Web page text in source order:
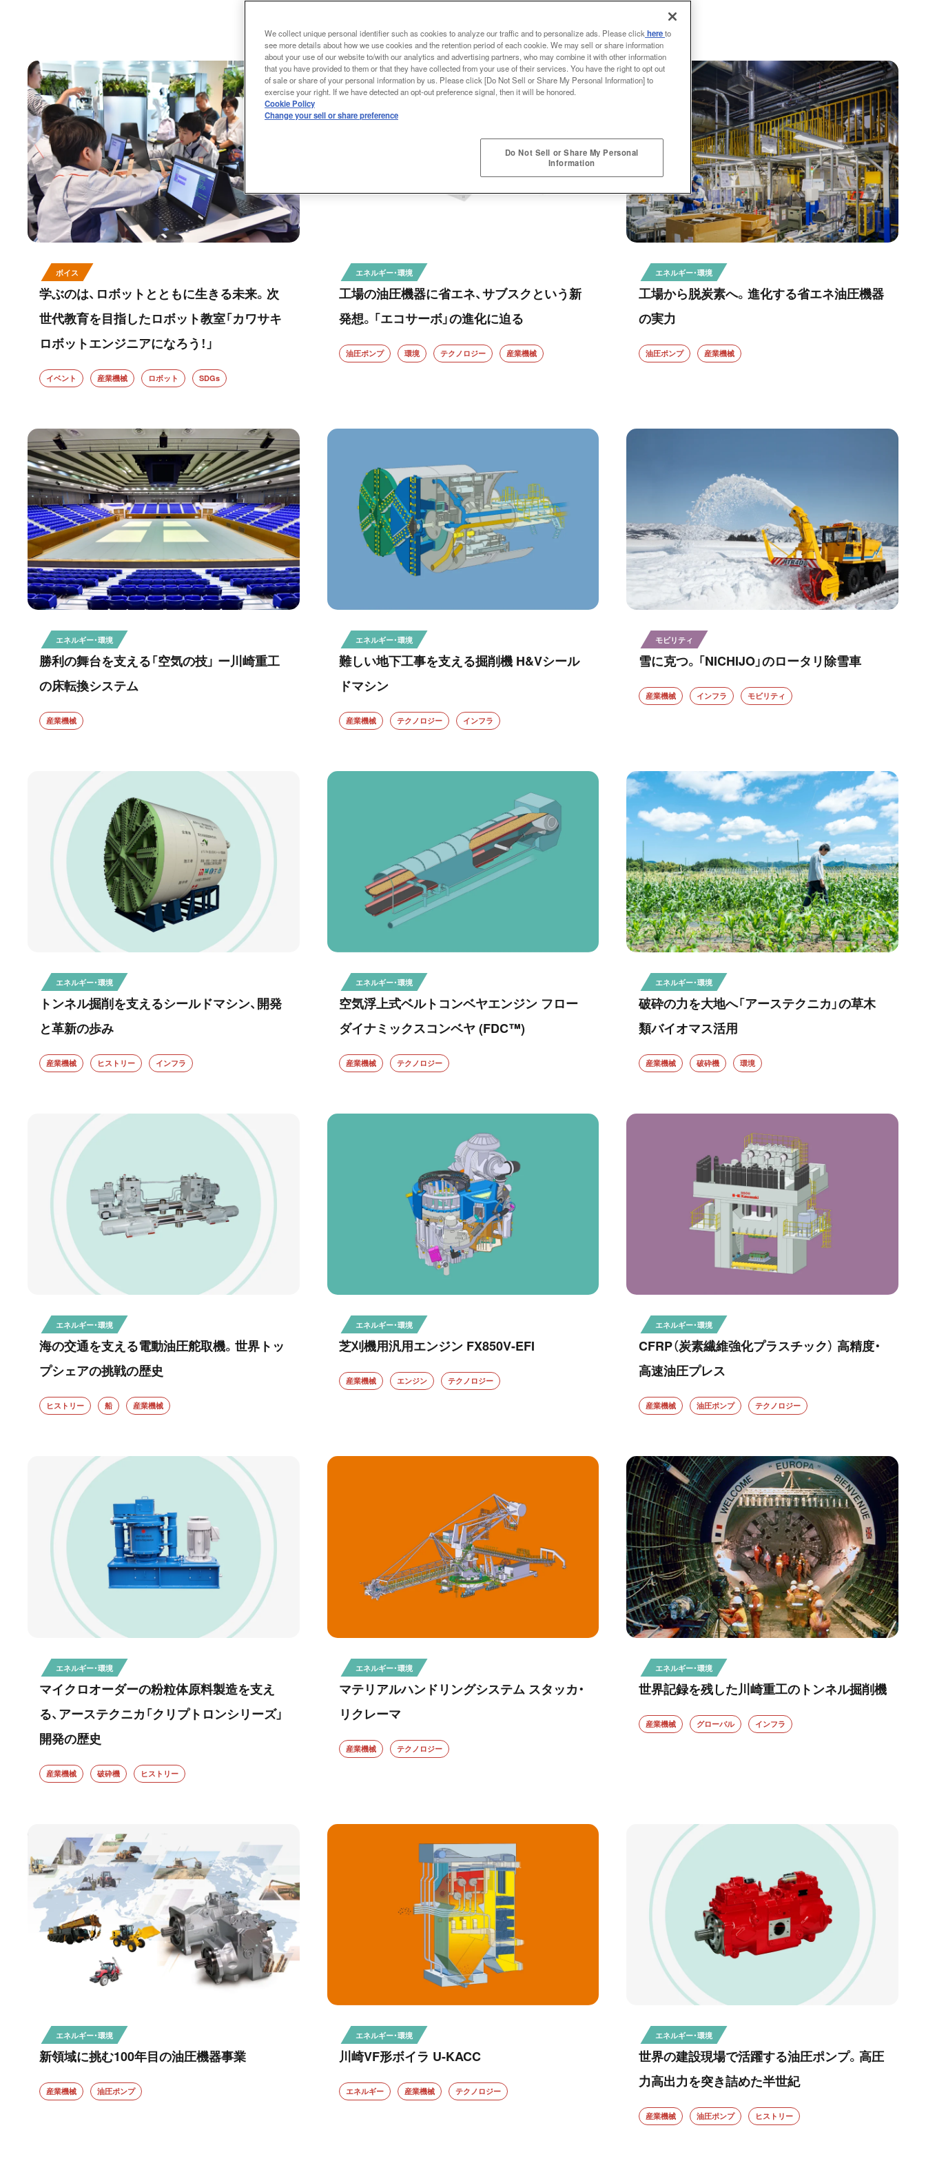
ボイス
学ぶのは、ロボットとともに生きる未来。次
世代教育を目指したロボット教室「カワサキ
ロボットエンジニアになろう！」
イベント 産業機械 ロボット SDGs
エネルギー・環境
工場の油圧機器に省エネ、サブスクという新
発想。「エコサーボ」の進化に迫る
油圧ポンプ 環境 テクノロジー 産業機械
エネルギー・環境
工場から脱炭素へ。進化する省エネ油圧機器
の実力
油圧ポンプ 産業機械
エネルギー・環境
勝利の舞台を支える「空気の技」 ー川崎重工
の床転換システム
産業機械
エネルギー・環境
難しい地下工事を支える掘削機 H&Vシール
ドマシン
産業機械 テクノロジー インフラ
モビリティ
雪に克つ。「NICHIJO」のロータリ除雪車
産業機械 インフラ モビリティ
エネルギー・環境
トンネル掘削を支えるシールドマシン、開発
と革新の歩み
産業機械 ヒストリー インフラ
エネルギー・環境
空気浮上式ベルトコンベヤエンジン フロー
ダイナミックスコンベヤ (FDC™)
産業機械 テクノロジー
エネルギー・環境
破砕の力を大地へ「アーステクニカ」の草木
類バイオマス活用
産業機械 破砕機 環境
エネルギー・環境
海の交通を支える電動油圧舵取機。世界トッ
プシェアの挑戦の歴史
ヒストリー 船 産業機械
エネルギー・環境
芝刈機用汎用エンジン FX850V-EFI
産業機械 エンジン テクノロジー
エネルギー・環境
CFRP（炭素繊維強化プラスチック） 高精度・
高速油圧プレス
産業機械 油圧ポンプ テクノロジー
エネルギー・環境
マイクロオーダーの粉粒体原料製造を支え
る、アーステクニカ「クリプトロンシリーズ」
開発の歴史
産業機械 破砕機 ヒストリー
エネルギー・環境
マテリアルハンドリングシステム スタッカ・
リクレーマ
産業機械 テクノロジー
エネルギー・環境
世界記録を残した川崎重工のトンネル掘削機
産業機械 グローバル インフラ
エネルギー・環境
新領域に挑む100年目の油圧機器事業
産業機械 油圧ポンプ
エネルギー・環境
川崎VF形ボイラ U-KACC
エネルギー 産業機械 テクノロジー
エネルギー・環境
世界の建設現場で活躍する油圧ポンプ。高圧
力高出力を突き詰めた半世紀
産業機械 油圧ポンプ ヒストリー
We collect unique personal identifier such as cookies to analyze our traffic and to personalize ads. Please click hereto
see more details about how we use cookies and the retention period of each cookie. We may sell or share information
about your use of our website to/with our analytics and advertising partners, who may combine it with other information
that you have provided to them or that they have collected from your use of their services. You have the right to opt out
of sale or share of your personal information by us. Please click [Do Not Sell or Share My Personal Information] to
exercise your right. If we have detected an opt-out preference signal, then it will be honored.
Cookie Policy
Change your sell or share preference
Do Not Sell or Share My Personal
Information